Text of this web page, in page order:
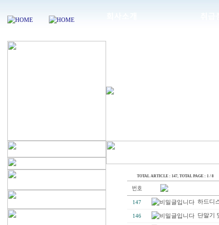
TOTAL ARTICLE : 147, TOTAL PAGE : 1 / 8
147 하드디
146 단말기